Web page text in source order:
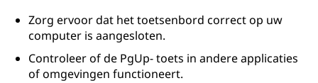
Zorg ervoor dat het toetsenbord correct op uw
computer is aangesloten.
Controleer of de PgUp- toets in andere applicaties
of omgevingen functioneert.